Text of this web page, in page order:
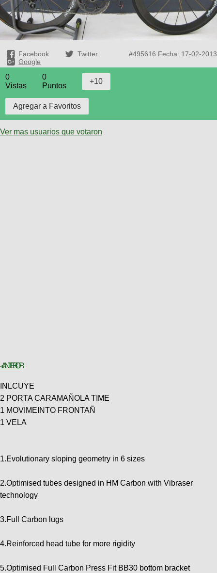
Facebook
Twitter
Google
#495616 Fecha: 17-02-2013
0
Vistas
0
Puntos
Ver mas usuarios que votaron
< ANTERIOR
INLCUYE
2 PORTA CARAMAÑOLA TIME
1 MOVIMEINTO FRONTAÑ
1 VELA
1.Evolutionary sloping geometry in 6 sizes
2.Optimised tubes designed in HM Carbon with Vibraser
technology
3.Full Carbon lugs
4.Reinforced head tube for more rigidity
5.Optimised Full Carbon Press Fit BB30 bottom bracket